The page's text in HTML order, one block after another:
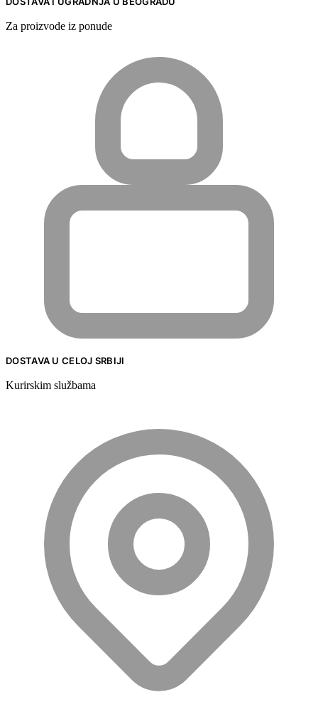
Za proizvode iz ponude
DOSTAVA U CELOJ SRBIJI
Kurirskim službama